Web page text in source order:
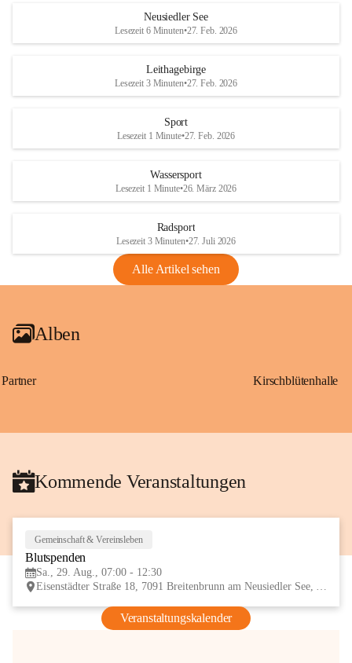
S
und den daraus folgenden wirtschaftlichen
Maßnahmen zur Bekämpfung
Rebe und der Amerikanischen
Anhang VBl. EU Nr. 18
1 Seite•1,4 MB
VBl. EU Nr. 18_2026
r
S
Neusiedler See
Lesezeit 6 Minuten•27. Feb. 2026
Leithagebirge
Lesezeit 3 Minuten•27. Feb. 2026
Sport
Lesezeit 1 Minute•27. Feb. 2026
Wassersport
Lesezeit 1 Minute•26. März 2026
Radsport
Lesezeit 3 Minuten•27. Juli 2026
Alle Artikel sehen
Alben
Partner Kirschblütenhalle
Kommende Veranstaltungen
Gemeinschaft & Vereinsleben
Blutspenden
Sa., 29. Aug., 07:00 - 12:30
Eisenstädter Straße 18, 7091 Breitenbrunn am Neusiedler See, AUT
Veranstaltungskalender